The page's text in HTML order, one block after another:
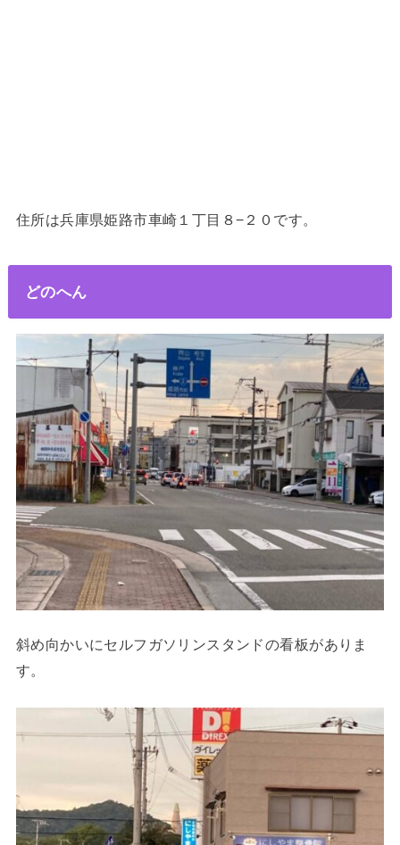
住所は兵庫県姫路市車崎１丁目８−２０です。
どのへん
斜め向かいにセルフガソリンスタンドの看板がありま
す。